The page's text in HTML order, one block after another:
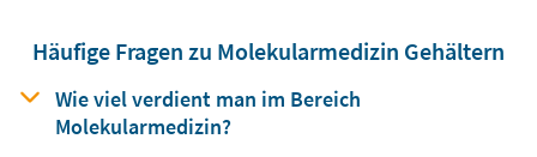
Häufige Fragen zu Molekularmedizin Gehältern
Wie viel verdient man im Bereich
Molekularmedizin?